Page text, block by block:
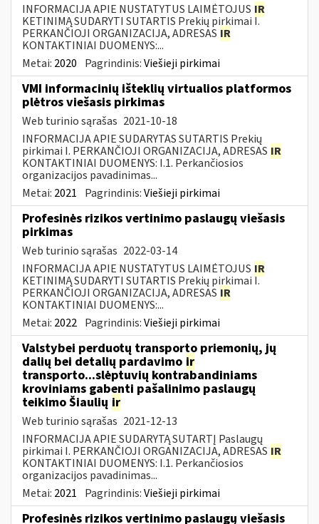
INFORMACIJA APIE NUSTATYTUS LAIMĖTOJUS IR
KETINIMĄ SUDARYTI SUTARTIS Prekių pirkimai I.
PERKANČIOJI ORGANIZACIJA, ADRESAS IR
KONTAKTINIAI DUOMENYS:...
Metai: 2020 Pagrindinis:Viešieji pirkimai
VMI informacinių išteklių virtualios platformos
plėtros viešasis pirkimas
Web turinio sąrašas 2021-10-18
INFORMACIJA APIE SUDARYTAS SUTARTIS Prekių
pirkimai I. PERKANČIOJI ORGANIZACIJA, ADRESAS IR
KONTAKTINIAI DUOMENYS: I.1. Perkančiosios
organizacijos pavadinimas...
Metai: 2021 Pagrindinis:Viešieji pirkimai
Profesinės rizikos vertinimo paslaugų viešasis
pirkimas
Web turinio sąrašas 2022-03-14
INFORMACIJA APIE NUSTATYTUS LAIMĖTOJUS IR
KETINIMĄ SUDARYTI SUTARTIS Prekių pirkimai I.
PERKANČIOJI ORGANIZACIJA, ADRESAS IR
KONTAKTINIAI DUOMENYS:...
Metai: 2022 Pagrindinis:Viešieji pirkimai
Valstybei perduotų transporto priemonių, jų
dalių bei detalių pardavimo ir
transporto...slėptuvių kontrabandiniams
kroviniams gabenti pašalinimo paslaugų
teikimo Šiaulių ir
Web turinio sąrašas 2021-12-13
INFORMACIJA APIE SUDARYTĄ SUTARTĮ Paslaugų
pirkimai I. PERKANČIOJI ORGANIZACIJA, ADRESAS IR
KONTAKTINIAI DUOMENYS: I.1. Perkančiosios
organizacijos pavadinimas...
Metai: 2021 Pagrindinis:Viešieji pirkimai
Profesinės rizikos vertinimo paslaugų viešasis